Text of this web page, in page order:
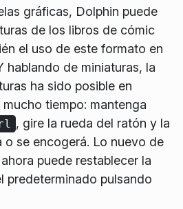
gráficas, Dolphin puede
de los libros de cómic
el uso de este formato en
hablando de miniaturas, la
ha sido posible en
tiempo: mantenga
, gire la rueda del ratón y la
o se encogerá. Lo nuevo de
puede restablecer la
predeterminado pulsando